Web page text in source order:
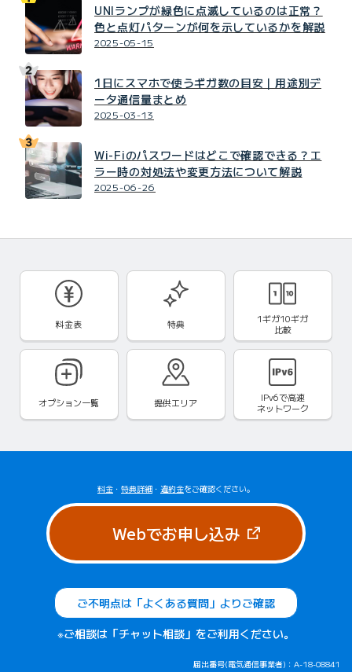
UNIランプが緑色に点滅しているのは正常？
色と点灯パターンが何を示しているかを解説
2025-05-15
1日にスマホで使うギガ数の目安｜用途別デ
ータ通信量まとめ
2025-03-13
Wi-Fiのパスワードはどこで確認できる？エ
ラー時の対処法や変更方法について解説
2025-06-26
料金表 特典
1ギガ10ギガ
比較
オプション一覧 提供エリア IPv6で高速
ネットワーク
料金 ・ 特典詳細 ・ 違約金をご確認ください。
Webでお申し込み（新しいタブ
ご不明点は「よくある質問」よりご確認
※ご相談は「チャット相談」をご利用ください。
届出番号(電気通信事業者)：A-18-08841